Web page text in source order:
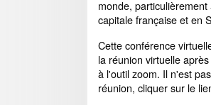
monde,
capitale française et en
Cette conférence
la réunion virtuelle
à l'outil zoom. Il n'est
réunion, cliquer sur le